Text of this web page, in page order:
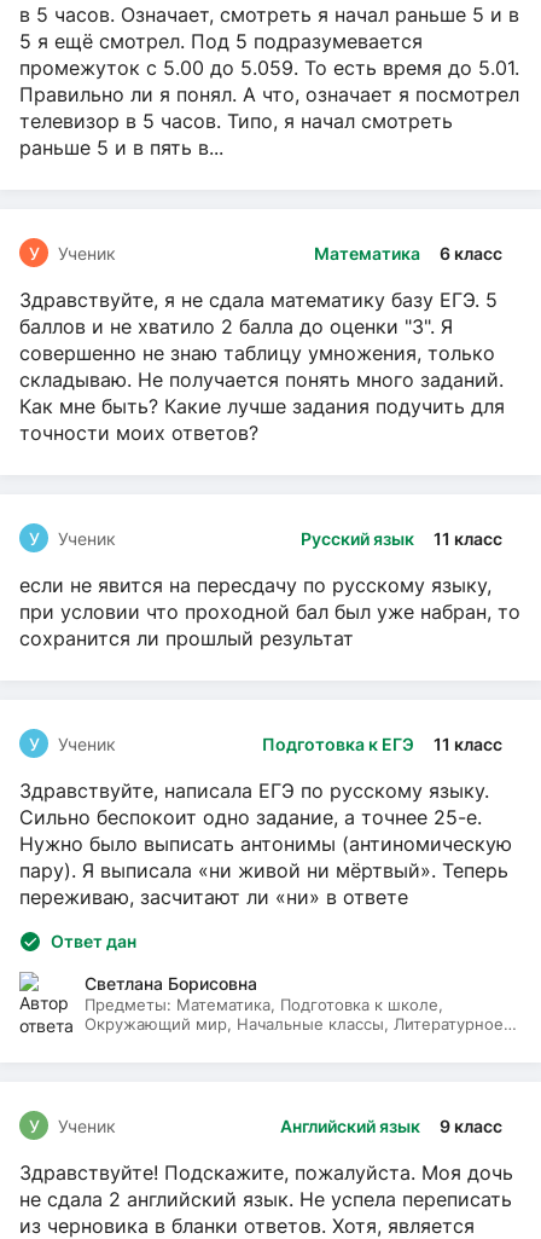
в 5 часов. Означает, смотреть я начал раньше 5 и в
5 я ещё смотрел. Под 5 подразумевается
промежуток с 5.00 до 5.059. То есть время до 5.01.
Правильно ли я понял. А что, означает я посмотрел
телевизор в 5 часов. Типо, я начал смотреть
раньше 5 и в пять в...
Математика 6 класс
У Ученик
Здравствуйте, я не сдала математику базу ЕГЭ. 5
баллов и не хватило 2 балла до оценки "3". Я
совершенно не знаю таблицу умножения, только
складываю. Не получается понять много заданий.
Как мне быть? Какие лучше задания подучить для
точности моих ответов?
Русский язык 11 класс
У Ученик
если не явится на пересдачу по русскому языку,
при условии что проходной бал был уже набран, то
сохранится ли прошлый результат
Подготовка к ЕГЭ 11 класс
У Ученик
Здравствуйте, написала ЕГЭ по русскому языку.
Сильно беспокоит одно задание, а точнее 25-е.
Нужно было выписать антонимы (антиномическую
пару). Я выписала «ни живой ни мёртвый». Теперь
переживаю, засчитают ли «ни» в ответе
Ответ дан
Светлана Борисовна
Предметы: Математика, Подготовка к школе,
Окружающий мир, Начальные классы, Литературное
Английский язык 9 класс
У Ученик
Здравствуйте! Подскажите, пожалуйста. Моя дочь
не сдала 2 английский язык. Не успела переписать
из черновика в бланки ответов. Хотя, является